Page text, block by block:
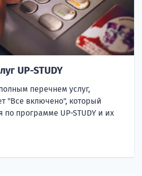
UP-STUDY
перечнем услуг,
"Все включено", который
по программе UP-STUDY и их